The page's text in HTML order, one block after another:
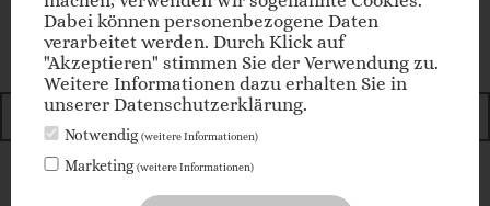
E-Mail
jetzt anmelden
Dabei können personenbezogene Daten
verarbeitet werden. Durch Klick auf
"Akzeptieren" stimmen Sie der Verwendung zu.
Weitere Informationen dazu erhalten Sie in
unserer Datenschutzerklärung.
Notwendig(weitere Informationen)
Marketing(weitere Informationen)